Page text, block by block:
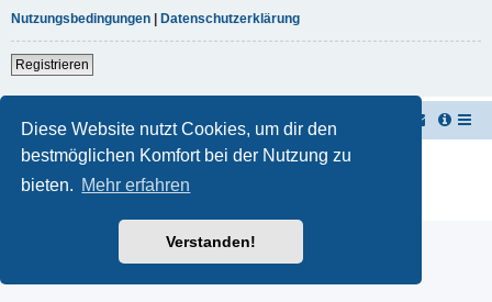
Diese Website nutzt Cookies, um dir den
bestmöglichen Komfort bei der Nutzung zu
bieten. Mehr erfahren
Verstanden!
Nutzungsbedingungen
Datenschutzerklärung
Registrieren
TUK TUK Thailand Reisetipps Foren-Übersicht
Powered byphpBB ® Forum Software © phpBB Limited
Deutsche Übersetzung durch